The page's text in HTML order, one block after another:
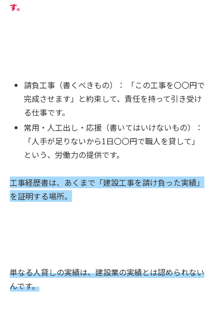
す。
請負工事（書くべきもの）： 「この工事を〇〇円で
完成させます」と約束して、責任を持って引き受け
る仕事です。
常用・人工出し・応援（書いてはいけないもの）：
「人手が足りないから1日〇〇円で職人を貸して」
という、労働力の提供です。
工事経歴書は、あくまで「建設工事を請け負った実績」
を証明する場所。
単なる人貸しの実績は、建設業の実績とは認められない
んです。